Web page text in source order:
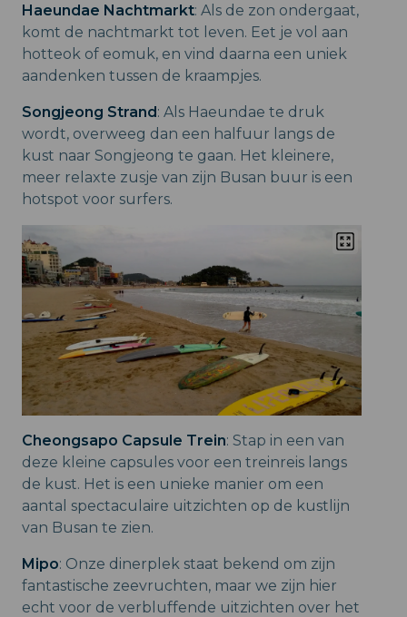
Haeundae Nachtmarkt: Als de zon ondergaat,
komt de nachtmarkt tot leven. Eet je vol aan
hotteok of eomuk, en vind daarna een uniek
aandenken tussen de kraampjes.
Songjeong Strand: Als Haeundae te druk
wordt, overweeg dan een halfuur langs de
kust naar Songjeong te gaan. Het kleinere,
meer relaxte zusje van zijn Busan buur is een
hotspot voor surfers.
Cheongsapo Capsule Trein: Stap in een van
deze kleine capsules voor een treinreis langs
de kust. Het is een unieke manier om een
aantal spectaculaire uitzichten op de kustlijn
van Busan te zien.
Mipo: Onze dinerplek staat bekend om zijn
fantastische zeevruchten, maar we zijn hier
echt voor de verbluffende uitzichten over het